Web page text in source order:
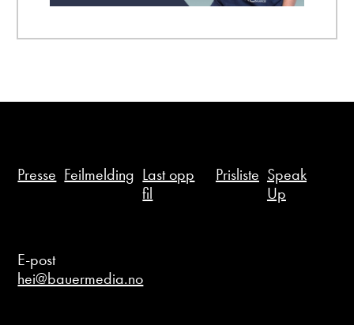
Presse Feilmelding Last opp
fil
Prisliste Speak
Up
E-post
hei@bauermedia.no